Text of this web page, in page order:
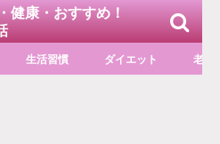
健康・おすすめ！
生活習慣 ダイエット 老化